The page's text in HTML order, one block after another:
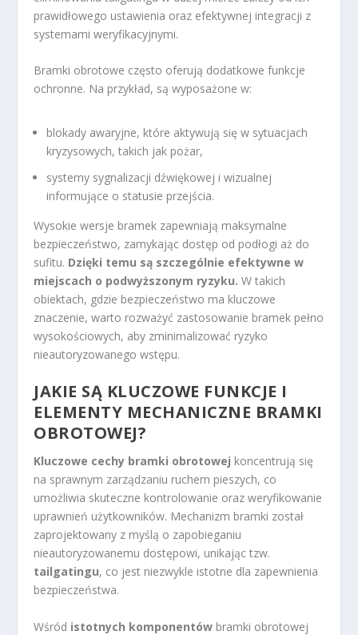
prawidłowego ustawienia oraz efektywnej integracji z
systemami weryfikacyjnymi.
Bramki obrotowe często oferują dodatkowe funkcje
ochronne. Na przykład, są wyposażone w:
blokady awaryjne, które aktywują się w sytuacjach
kryzysowych, takich jak pożar,
systemy sygnalizacji dźwiękowej i wizualnej
informujące o statusie przejścia.
Wysokie wersje bramek zapewniają maksymalne
bezpieczeństwo, zamykając dostęp od podłogi aż do
sufitu. Dzięki temu są szczególnie efektywne w
miejscach o podwyższonym ryzyku. W takich
obiektach, gdzie bezpieczeństwo ma kluczowe
znaczenie, warto rozważyć zastosowanie bramek pełno
wysokościowych, aby zminimalizować ryzyko
nieautoryzowanego wstępu.
JAKIE SĄ KLUCZOWE FUNKCJE I
ELEMENTY MECHANICZNE BRAMKI
OBROTOWEJ?
Kluczowe cechy bramki obrotowej koncentrują się
na sprawnym zarządzaniu ruchem pieszych, co
umożliwia skuteczne kontrolowanie oraz weryfikowanie
uprawnień użytkowników. Mechanizm bramki został
zaprojektowany z myślą o zapobieganiu
nieautoryzowanemu dostępowi, unikając tzw.
tailgatingu, co jest niezwykle istotne dla zapewnienia
bezpieczeństwa.
Wśród istotnych komponentów bramki obrotowej